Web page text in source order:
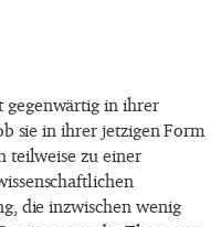
gegenwärtig in ihrer
sie in ihrer jetzigen Form
teilweise zu einer
die inzwischen wenig